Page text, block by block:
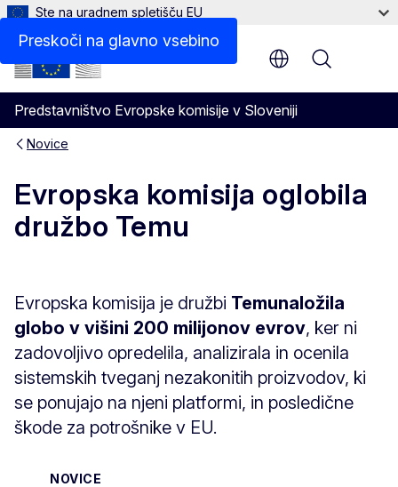
Preskoči na glavno vsebino
Ste na uradnem spletišču EU
Predstavništvo Evropske komisije v Sloveniji
Menu
Novice
Evropska komisija oglobila
družbo Temu
Evropska komisija je družbi Temunaložila
globo v višini 200 milijonov evrov, ker ni
zadovoljivo opredelila, analizirala in ocenila
sistemskih tveganj nezakonitih proizvodov, ki
se ponujajo na njeni platformi, in posledične
škode za potrošnike v EU.
NOVICE